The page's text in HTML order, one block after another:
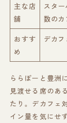
主な店
舗
スタ
数のカ
おすす
め
デカ
ららぽーと豊洲
見渡せる席のあ
たり。デカフェ
イン量を気にせ